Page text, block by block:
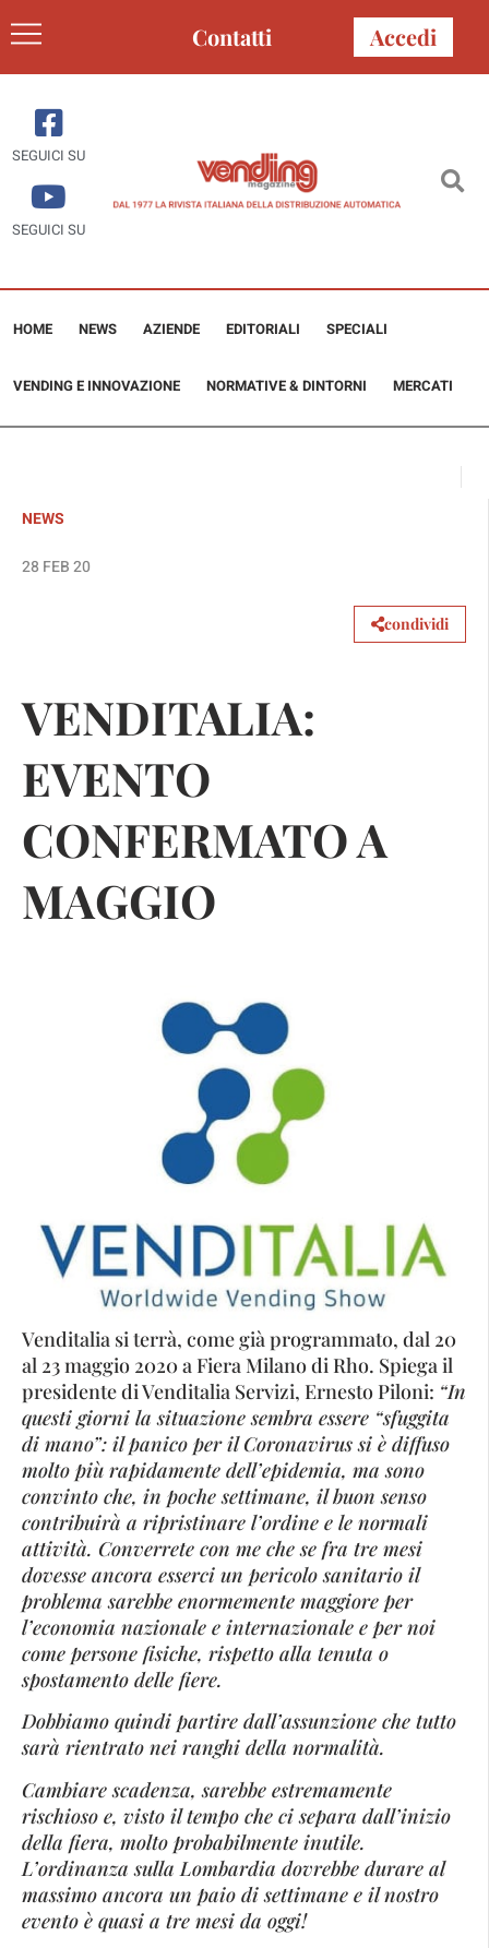
Contatti Accedi
SEGUICI SU
SEGUICI SU
HOME NEWS AZIENDE EDITORIALI SPECIALI
VENDING E INNOVAZIONE NORMATIVE & DINTORNI MERCATI
NEWS
28 FEB 20
condividi
VENDITALIA:
EVENTO
CONFERMATO A
MAGGIO
Venditalia si terrà, come già programmato, dal 20
al 23 maggio 2020 a Fiera Milano di Rho. Spiega il
presidente di Venditalia Servizi, Ernesto Piloni: “In
questi giorni la situazione sembra essere “sfuggita
di mano”: il panico per il Coronavirus si è diffuso
molto più rapidamente dell’epidemia, ma sono
convinto che, in poche settimane, il buon senso
contribuirà a ripristinare l’ordine e le normali
attività. Converrete con me che se fra tre mesi
dovesse ancora esserci un pericolo sanitario il
problema sarebbe enormemente maggiore per
l’economia nazionale e internazionale e per noi
come persone fisiche, rispetto alla tenuta o
spostamento delle fiere.
Dobbiamo quindi partire dall’assunzione che tutto
sarà rientrato nei ranghi della normalità.
Cambiare scadenza, sarebbe estremamente
rischioso e, visto il tempo che ci separa dall’inizio
della fiera, molto probabilmente inutile.
L’ordinanza sulla Lombardia dovrebbe durare al
massimo ancora un paio di settimane e il nostro
evento è quasi a tre mesi da oggi!